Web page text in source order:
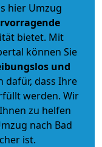
hier Umzug
bietet. Mit
können Sie
und
dass Ihre
werden. Wir
zu helfen
nach Bad
ist.